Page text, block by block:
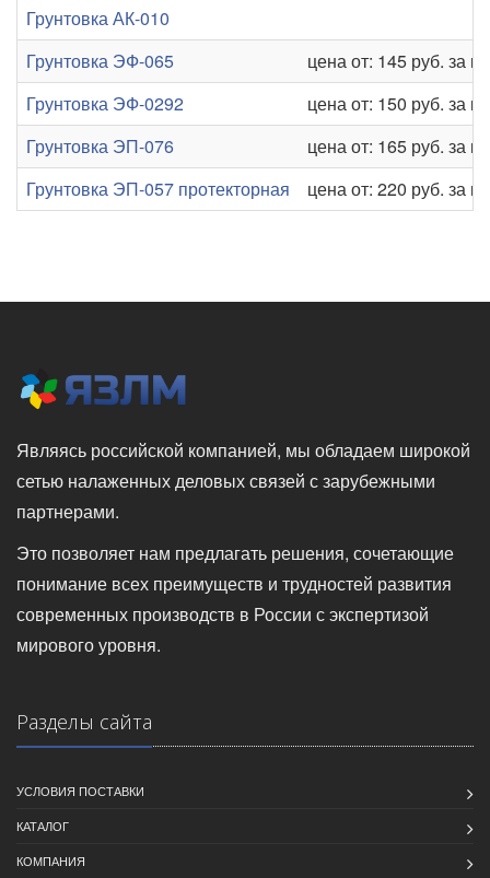
Грунтовка АК-010
Грунтовка ЭФ-065
цена от: 145 руб. за кг
Грунтовка ЭФ-0292
цена от: 150 руб. за кг
Грунтовка ЭП-076
цена от: 165 руб. за кг
Грунтовка ЭП-057 протекторная
цена от: 220 руб. за кг
Являясь российской компанией, мы обладаем широкой
сетью налаженных деловых связей с зарубежными
партнерами.
Это позволяет нам предлагать решения, сочетающие
понимание всех преимуществ и трудностей развития
современных производств в России с экспертизой
мирового уровня.
Разделы сайта
УСЛОВИЯ ПОСТАВКИ
КАТАЛОГ
КОМПАНИЯ